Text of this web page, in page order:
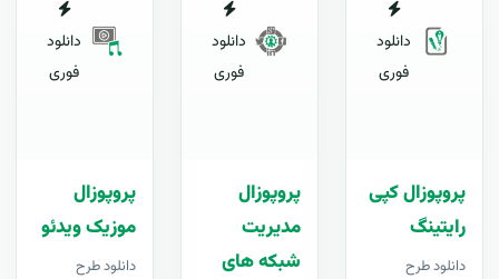
دانلود
فوری
پروپوزال کپی
رایتینگ
دانلود طرح
دانلود
فوری
پروپوزال
مدیریت
شبکه های
دانلود
فوری
پروپوزال
موزیک ویدئو
دانلود طرح